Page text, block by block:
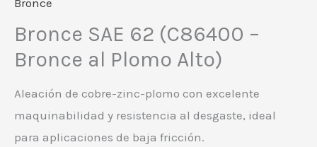
Bronce
Bronce SAE 62 (C86400 –
Bronce al Plomo Alto)
Aleación de cobre-zinc-plomo con excelente
maquinabilidad y resistencia al desgaste, ideal
para aplicaciones de baja fricción.